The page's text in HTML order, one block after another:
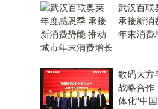
武汉百联
承接新消
年末消费
数码大方
战略合作
体化“中